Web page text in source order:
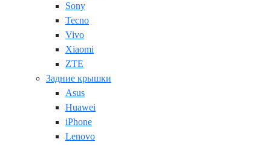
Sony
Tecno
Vivo
Xiaomi
ZTE
Задние крышки
Asus
Huawei
iPhone
Lenovo